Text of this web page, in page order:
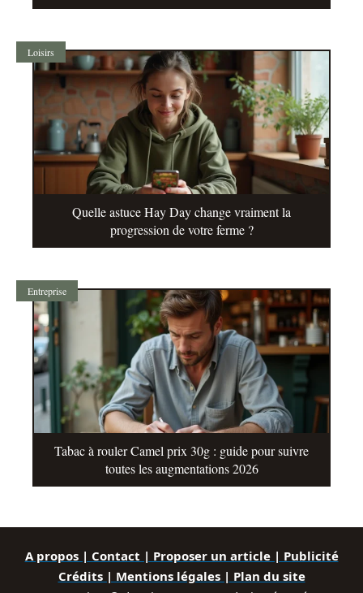
Loisirs
Quelle astuce Hay Day change vraiment la
progression de votre ferme ?
Entreprise
Tabac à rouler Camel prix 30g : guide pour suivre
toutes les augmentations 2026
A propos | Contact | Proposer un article | Publicité
Crédits | Mentions légales | Plan du site